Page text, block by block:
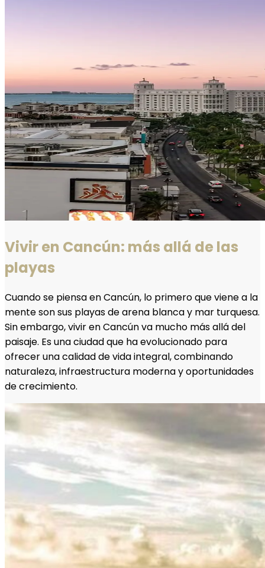
Vivir en Cancún: más allá de las
playas
Cuando se piensa en Cancún, lo primero que viene a la
mente son sus playas de arena blanca y mar turquesa.
Sin embargo, vivir en Cancún va mucho más allá del
paisaje. Es una ciudad que ha evolucionado para
ofrecer una calidad de vida integral, combinando
naturaleza, infraestructura moderna y oportunidades
de crecimiento.